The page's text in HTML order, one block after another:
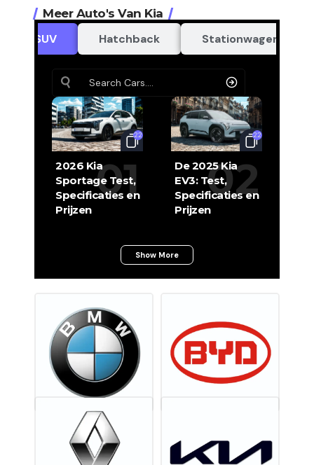
Meer Auto's Van Kia
SUV Hatchback Stationwagen
22
2026 Kia
Sportage Test,
Specificaties en
Prijzen
22
De 2025 Kia
EV3: Test,
Specificaties en
Prijzen
Show More